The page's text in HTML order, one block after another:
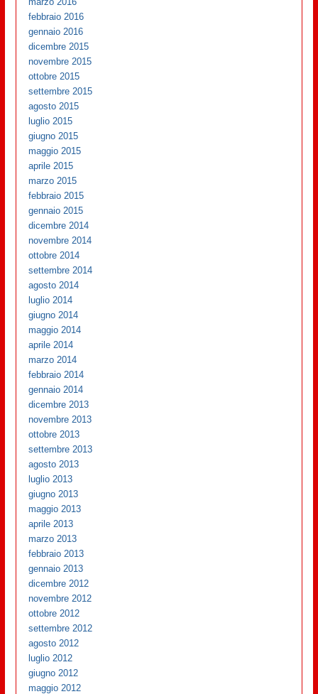
febbraio 2016
gennaio 2016
dicembre 2015
novembre 2015
ottobre 2015
settembre 2015
agosto 2015
luglio 2015
giugno 2015
maggio 2015
aprile 2015
marzo 2015
febbraio 2015
gennaio 2015
dicembre 2014
novembre 2014
ottobre 2014
settembre 2014
agosto 2014
luglio 2014
giugno 2014
maggio 2014
aprile 2014
marzo 2014
febbraio 2014
gennaio 2014
dicembre 2013
novembre 2013
ottobre 2013
settembre 2013
agosto 2013
luglio 2013
giugno 2013
maggio 2013
aprile 2013
marzo 2013
febbraio 2013
gennaio 2013
dicembre 2012
novembre 2012
ottobre 2012
settembre 2012
agosto 2012
luglio 2012
giugno 2012
maggio 2012